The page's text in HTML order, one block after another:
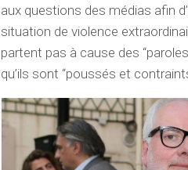
aux questions des médias afin
situation de violence
partent pas à cause des
qu’ils sont “poussés et